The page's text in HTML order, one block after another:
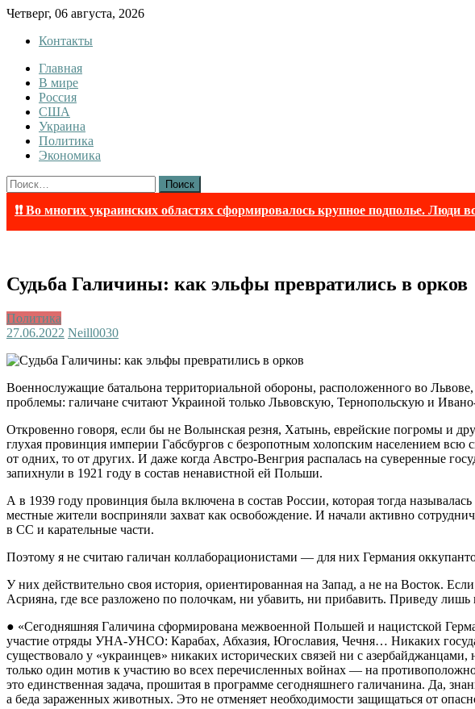
Skip
content
Четверг, 06 августа, 2026
Контакты
Tewi
Tewi — Новости
Главная
В мире
Россия
США
Украина
Политика
Экономика
Найти:
❗❗ Во многих украинских областях сформировалось крупное подполье.
Судьба Галичины: как эльфы превратились в орков
Политика
27.06.2022 Neill0030
Военнослужащие батальона территориальной обороны, расположенного во
проблемы: галичане считают Украиной только Львовскую, Тернопольскую и
Откровенно говоря, если бы не Волынская резня, Хатынь, еврейские погромы и
глухая провинция империи Габсбургов с безропотным холопским населением
от одних, то от других. И даже когда Австро-Венгрия распалась на суверенные
запихнули в 1921 году в состав ненавистной ей Польши.
А в 1939 году провинция была включена в состав России, которая тогда
местные жители восприняли захват как освобождение. И начали активно
в СС и карательные части.
Поэтому я не считаю галичан коллаборационистами — для них Германия
У них действительно своя история, ориентированная на Запад, а не на Восток.
Асрияна, где все разложено по полочкам, ни убавить, ни прибавить. Приведу лишь
● «Сегодняшняя Галичина сформирована межвоенной Польшей и нацистской
участие отряды УНА-УНСО: Карабах, Абхазия, Югославия, Чечня… Никаких
существовало у «украинцев» никаких исторических связей ни с
только один мотив к участию во всех перечисленных войнах — на
это единственная задача, прошитая в программе сегодняшнего галичанина. Да,
а беда зараженных животных. Это не отменяет необходимости защищаться от